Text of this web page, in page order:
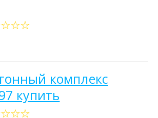
комплекс
купить